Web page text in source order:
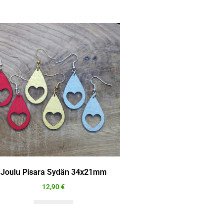
Joulu Pisara Sydän 34x21mm
12,90€